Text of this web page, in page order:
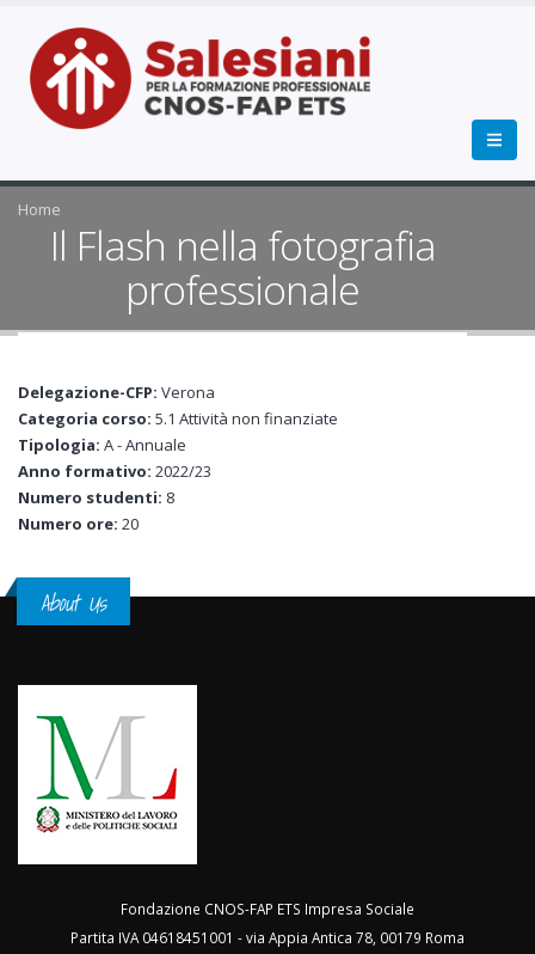
Home
Il Flash nella fotografia
professionale
Delegazione-CFP: Verona
Categoria corso: 5.1 Attività non finanziate
Tipologia: A - Annuale
Anno formativo: 2022/23
Numero studenti: 8
Numero ore: 20
About Us
Fondazione CNOS-FAP ETS Impresa Sociale
Partita IVA 04618451001 - via Appia Antica 78, 00179 Roma